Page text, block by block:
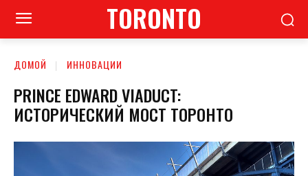
TORONTO
ДОМОЙ ИННОВАЦИИ
PRINCE EDWARD VIADUCT:
ИСТОРИЧЕСКИЙ МОСТ ТОРОНТО